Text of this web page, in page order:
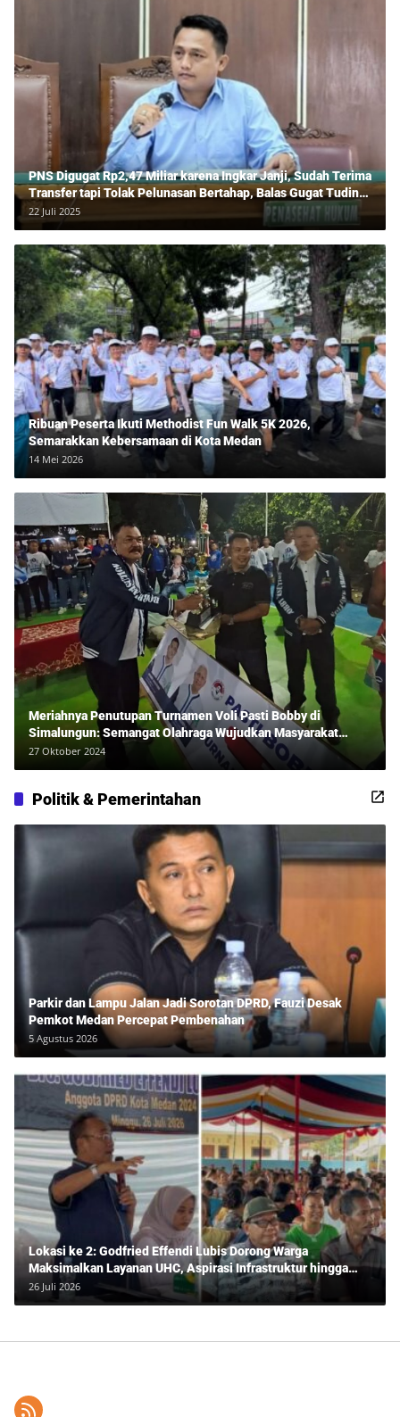
PNS Digugat Rp2,47 Miliar karena Ingkar Janji, Sudah Terima
Transfer tapi Tolak Pelunasan Bertahap, Balas Gugat Tuding
Lawan Tipu Rp850 Juta
22 Juli 2025
Ribuan Peserta Ikuti Methodist Fun Walk 5K 2026,
Semarakkan Kebersamaan di Kota Medan
14 Mei 2026
Meriahnya Penutupan Turnamen Voli Pasti Bobby di
Simalungun: Semangat Olahraga Wujudkan Masyarakat
Sehat Bersama Erwan Rozadi dan Ribuan Penonton!
27 Oktober 2024
Politik & Pemerintahan
Parkir dan Lampu Jalan Jadi Sorotan DPRD, Fauzi Desak
Pemkot Medan Percepat Pembenahan
5 Agustus 2026
Lokasi ke 2: Godfried Effendi Lubis Dorong Warga
Maksimalkan Layanan UHC, Aspirasi Infrastruktur hingga
Pendidikan Mengemuka dalam Reses Medan Amplas
26 Juli 2026